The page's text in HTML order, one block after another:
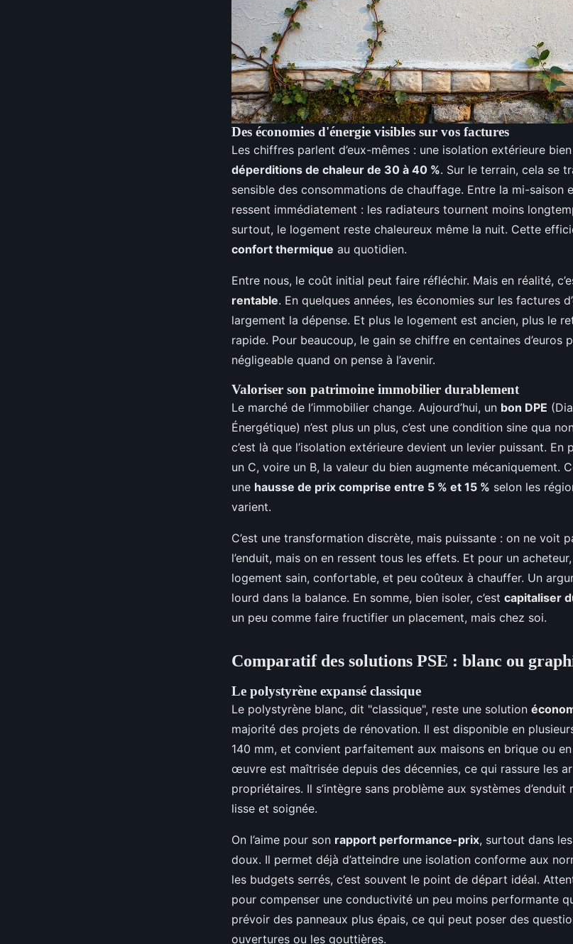
Des économies d'énergie visibles sur vos factures
Les chiffres parlent d’eux-mêmes : une isolation extérieure
déperditions de chaleur de 30 à 40 %. Sur le terrain, cela se
sensible des consommations de chauffage. Entre la mi-saison
ressent immédiatement : les radiateurs tournent moins
surtout, le logement reste chaleureux même la nuit. Cette
confort thermique au quotidien.
Entre nous, le coût initial peut faire réfléchir. Mais en réalité,
rentable. En quelques années, les économies sur les factures
largement la dépense. Et plus le logement est ancien, plus le
rapide. Pour beaucoup, le gain se chiffre en centaines d’euros
négligeable quand on pense à l’avenir.
Valoriser son patrimoine immobilier durablement
Le marché de l’immobilier change. Aujourd’hui, un bon DPE
Énergétique) n’est plus un plus, c’est une condition sine qua
c’est là que l’isolation extérieure devient un levier puissant. En
un C, voire un B, la valeur du bien augmente mécaniquement.
une hausse de prix comprise entre 5 % et 15 % selon les
varient.
C’est une transformation discrète, mais puissante : on ne voit
l’enduit, mais on en ressent tous les effets. Et pour un acheteur,
logement sain, confortable, et peu coûteux à chauffer. Un
lourd dans la balance. En somme, bien isoler, c’est capitaliser
un peu comme faire fructifier un placement, mais chez soi.
Comparatif des solutions PSE : blanc ou
Le polystyrène expansé classique
Le polystyrène blanc, dit "classique", reste une solution
majorité des projets de rénovation. Il est disponible en
140 mm, et convient parfaitement aux maisons en brique ou
œuvre est maîtrisée depuis des décennies, ce qui rassure les
propriétaires. Il s’intègre sans problème aux systèmes
lisse et soignée.
On l’aime pour son rapport performance-prix, surtout dans
doux. Il permet déjà d’atteindre une isolation conforme aux
les budgets serrés, c’est souvent le point de départ idéal.
pour compenser une conductivité un peu moins performante
prévoir des panneaux plus épais, ce qui peut poser des
ouvertures ou les gouttières.